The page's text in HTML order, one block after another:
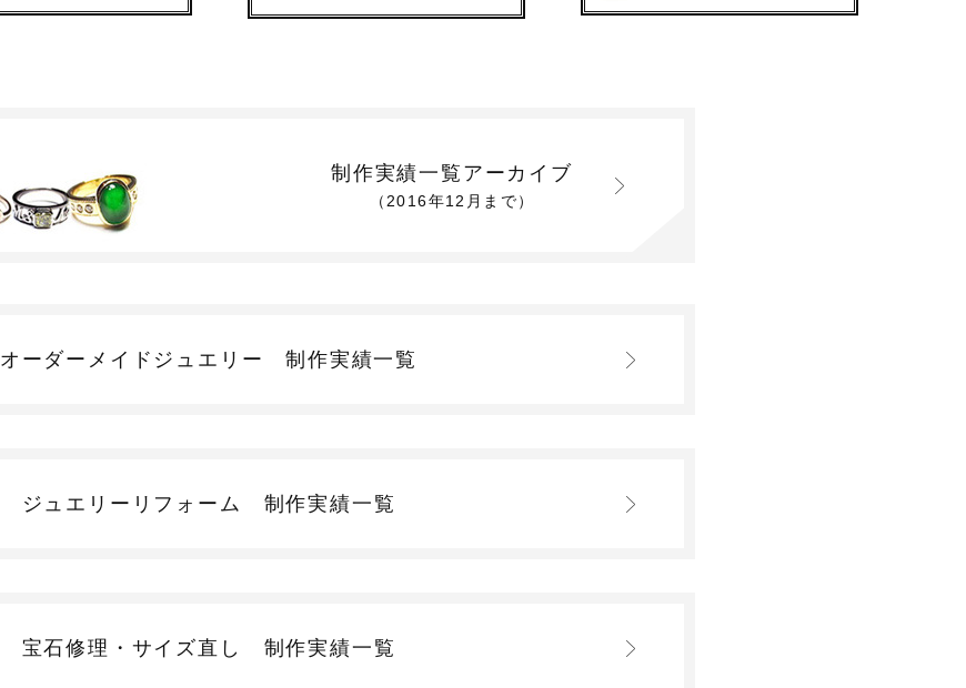
制作実績一覧アーカイブ
（2016年12月まで）
オーダーメイドジュエリー制作実績一覧
ジュエリーリフォーム 制作実績一覧
宝石修理・サイズ直し 制作実績一覧